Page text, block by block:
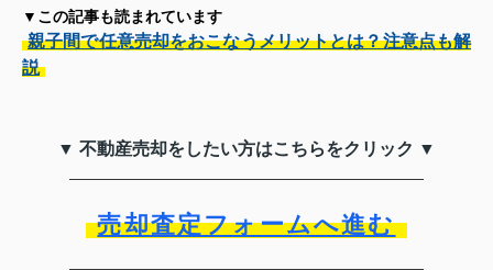
▼この記事も読まれています
親子間で任意売却をおこなうメリットとは？注意点も解
説
▼ 不動産売却をしたい方はこちらをクリック ▼
売却査定フォームへ進む